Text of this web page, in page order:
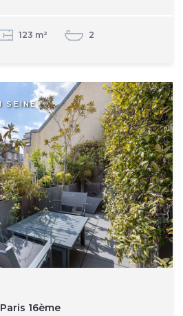
123 m² 2
SEINE
16ème